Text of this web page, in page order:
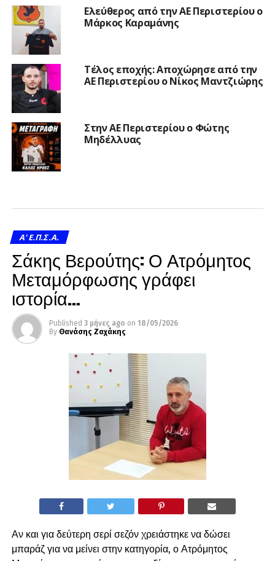
Ελεύθερος από την ΑΕ Περιστερίου ο
Μάρκος Καραμάνης
Τέλος εποχής: Αποχώρησε από την
ΑΕ Περιστερίου ο Νίκος Μαντζιώρης
Στην ΑΕ Περιστερίου ο Φώτης
Μηδέλλυας
A' Ε.Π.Σ.Α.
Σάκης Βερούτης: Ο Ατρόμητος
Μεταμόρφωσης γράφει
ιστορία…
Published 3 μήνες ago on 18/05/2026
By Θανάσης Ζαχάκης
Αν και για δεύτερη σερί σεζόν χρειάστηκε να δώσει
μπαράζ για να μείνει στην κατηγορία, ο Ατρόμητος